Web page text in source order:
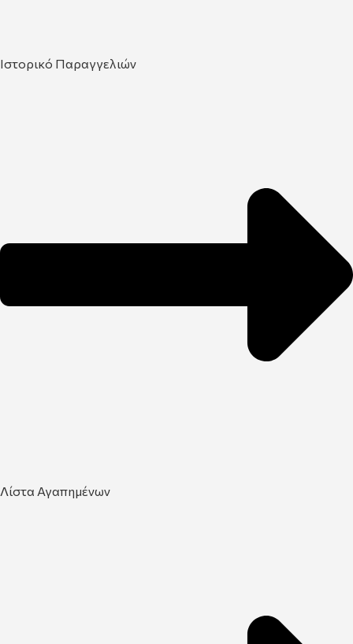
Ιστορικό Παραγγελιών
Λίστα Αγαπημένων